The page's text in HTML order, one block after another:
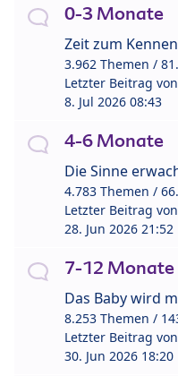
0-3 Monate
Zeit zum
3.962 Themen /
Letzter Beitrag von
8. Jul 2026 08:43
4-6 Monate
Die Sinne
4.783 Themen /
Letzter Beitrag von
28. Jun 2026 21:52
7-12 Monate
Das Baby wird
8.253 Themen /
Letzter Beitrag von
30. Jun 2026 18:20